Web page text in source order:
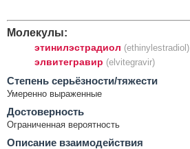
Молекулы:
этинилэстрадиол (ethinylestradiol)
элвитегравир (elvitegravir)
Cтепень серьёзности/тяжести
Умеренно выраженные
Достоверность
Ограниченная вероятность
Описание взаимодействия